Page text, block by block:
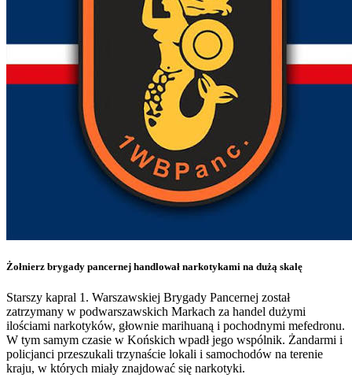
Żołnierz brygady pancernej handlował narkotykami na dużą skalę
Starszy kapral 1. Warszawskiej Brygady Pancernej został
zatrzymany w podwarszawskich Markach za handel dużymi
ilościami narkotyków, głownie marihuaną i pochodnymi mefedronu.
W tym samym czasie w Końskich wpadł jego wspólnik. Żandarmi i
policjanci przeszukali trzynaście lokali i samochodów na terenie
kraju, w których miały znajdować się narkotyki.